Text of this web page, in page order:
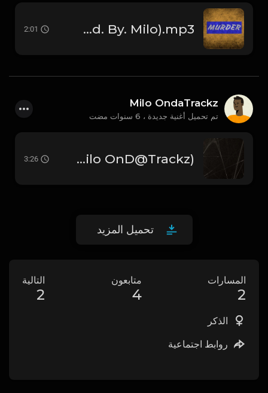
Murder (Prod. By. Milo).mp3
Milo OndaTrackz
تم تحميل أغنية جديدة ، 6 سنوات مضت
Nightmare (Prod.by. Milo OnD@Trackz)
تحميل المزيد
المسارات
2
متابعون
4
التالية
2
الذكر
روابط اجتماعية